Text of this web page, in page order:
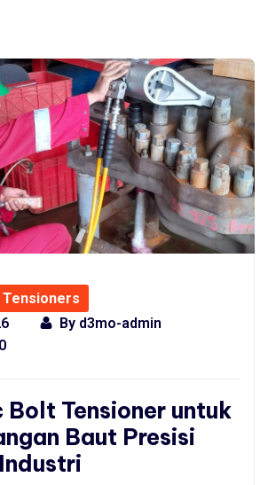
Tensioners
By d3mo-admin
Bolt Tensioner untuk
Baut Presisi